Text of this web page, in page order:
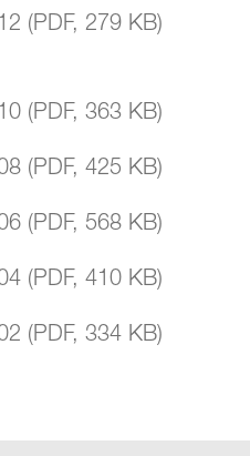
(PDF, 279 KB)
(PDF, 363 KB)
(PDF, 425 KB)
(PDF, 568 KB)
(PDF, 410 KB)
(PDF, 334 KB)